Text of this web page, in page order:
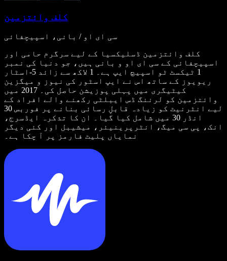
کلف وائتزمین
سی ای او / بانی، اسپیچفائی
کلف وائتزمین ڈسلیکسیا کے لیے سرگرم حامی اور
اسپیچفائی کے سی ای او و بانی ہیں، جو دنیا کی نمبر
1 ٹیکسٹ ٹو اسپیچ ایپ ہے۔ 1 لاکھ سے زائد 5-اسٹار
ریویوز کے ساتھ اس نے ایپ اسٹور کی نیوز و میگزین
کیٹیگری میں پہلی پوزیشن حاصل کی۔ 2017 میں
وائتزمین کو لرننگ ڈس ایبلٹی رکھنے والے افراد کے
لیے انٹرنیٹ کو زیادہ قابلِ رسائی بنانے پر فوربس 30
انڈر 30 میں شامل کیا گیا۔ ان کا تذکرہ ایڈسرج،
انک، پی سی میگ، انٹرپرینیئر، میشیبل اور کئی دیگر
نمایاں پلیٹ فارمز پر آ چکا ہے۔